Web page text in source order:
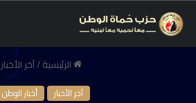
الرئيسية/آخر الأخبار
آخر الأخبار أخبار الوطن